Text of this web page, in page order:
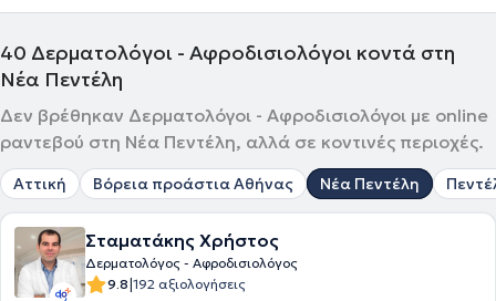
40 Δερματολόγοι - Αφροδισιολόγοι κοντά στη
Νέα Πεντέλη
Δεν βρέθηκαν Δερματολόγοι - Αφροδισιολόγοι με online
ραντεβού στη Νέα Πεντέλη, αλλά σε κοντινές περιοχές.
Αττική Βόρεια προάστια Αθήνας Νέα Πεντέλη
Σταματάκης Χρήστος
Δερματολόγος - Αφροδισιολόγος
9.8|192 αξιολογήσεις